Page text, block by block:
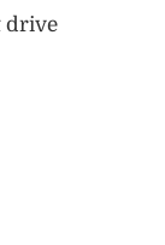
drive